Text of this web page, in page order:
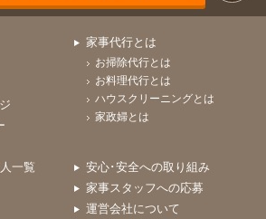
家事代行とは
お掃除代行とは
お料理代行とは
ハウスクリーニングとは
家政婦とは
一覧
安心･安全への取り組み
家事スタッフへの応募
運営会社について